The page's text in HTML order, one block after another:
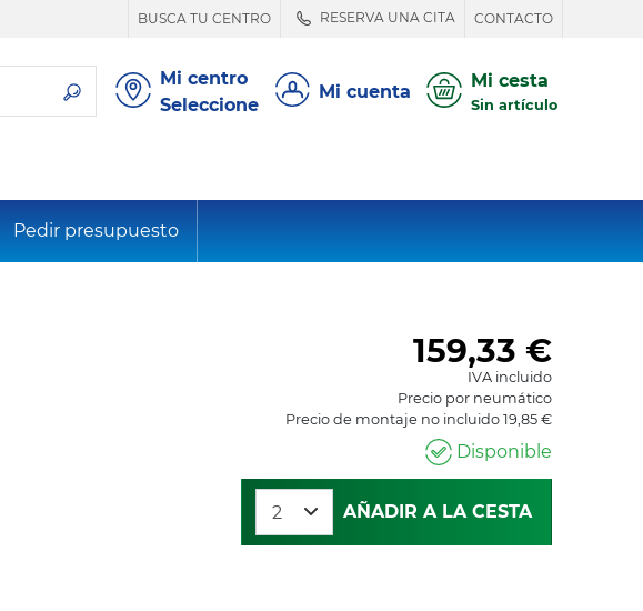
BUSCA TU CENTRO RESERVA UNA CITA CONTACTO
Mi centro
Seleccione
Mi cuenta Mi cesta
Sin artículo
Pedir presupuesto
159,33 €
IVA incluido
Precio por neumático
Precio de montaje no incluido 19,85 €
Disponible
AÑADIR A LA CESTA